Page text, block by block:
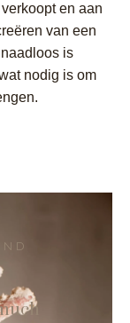
en aan
van een
is
nodig is om